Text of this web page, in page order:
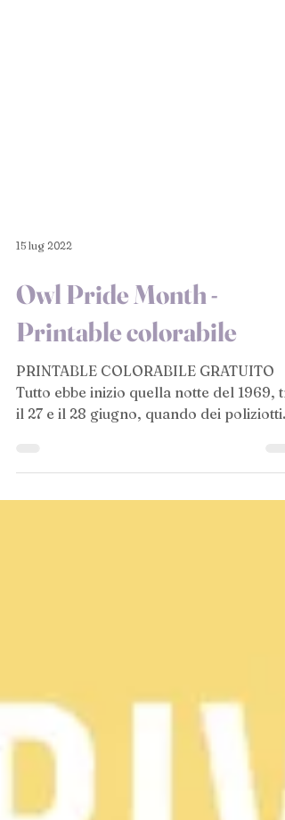
15 lug 2022
Owl Pride Month -
Printable colorabile
il 27 e il 28 giugno, quando dei poliziotti
irruppero allo...